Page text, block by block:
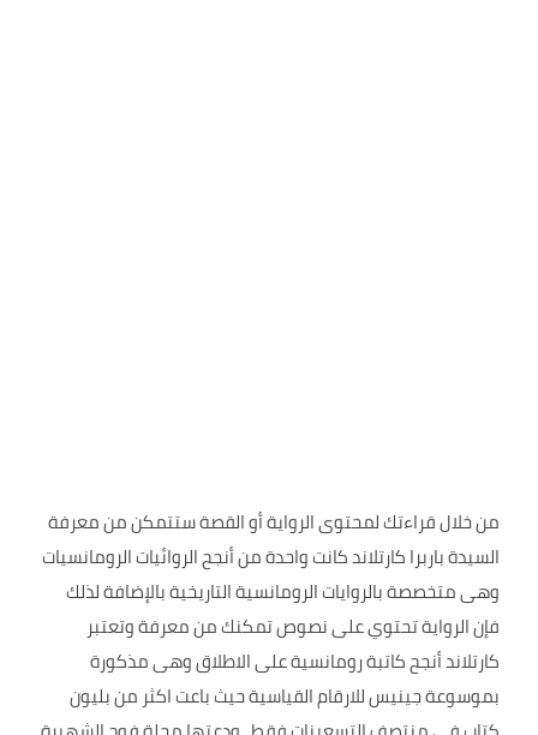
من خلال قراءتك لمحتوى الرواية أو القصة ستتمكن من معرفة
السيدة باربرا كارتلاند كانت واحدة من أنجح الروائيات الرومانسيات
وهى متخصصة بالروايات الرومانسية التاريخية بالإضافة لذلك
فإن الرواية تحتوي على نصوص تمكنك من معرفة وتعتبر
كارتلاند أنجح كاتبة رومانسية على الاطلاق وهى مذكورة
بموسوعة جينيس للارقام القياسية حيث باعت اكثر من بليون